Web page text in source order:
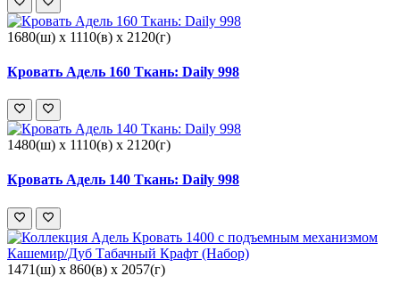
1680(ш) x 1110(в) x 2120(г)
Кровать Адель 160 Ткань: Daily 998
1480(ш) x 1110(в) x 2120(г)
Кровать Адель 140 Ткань: Daily 998
1471(ш) x 860(в) x 2057(г)